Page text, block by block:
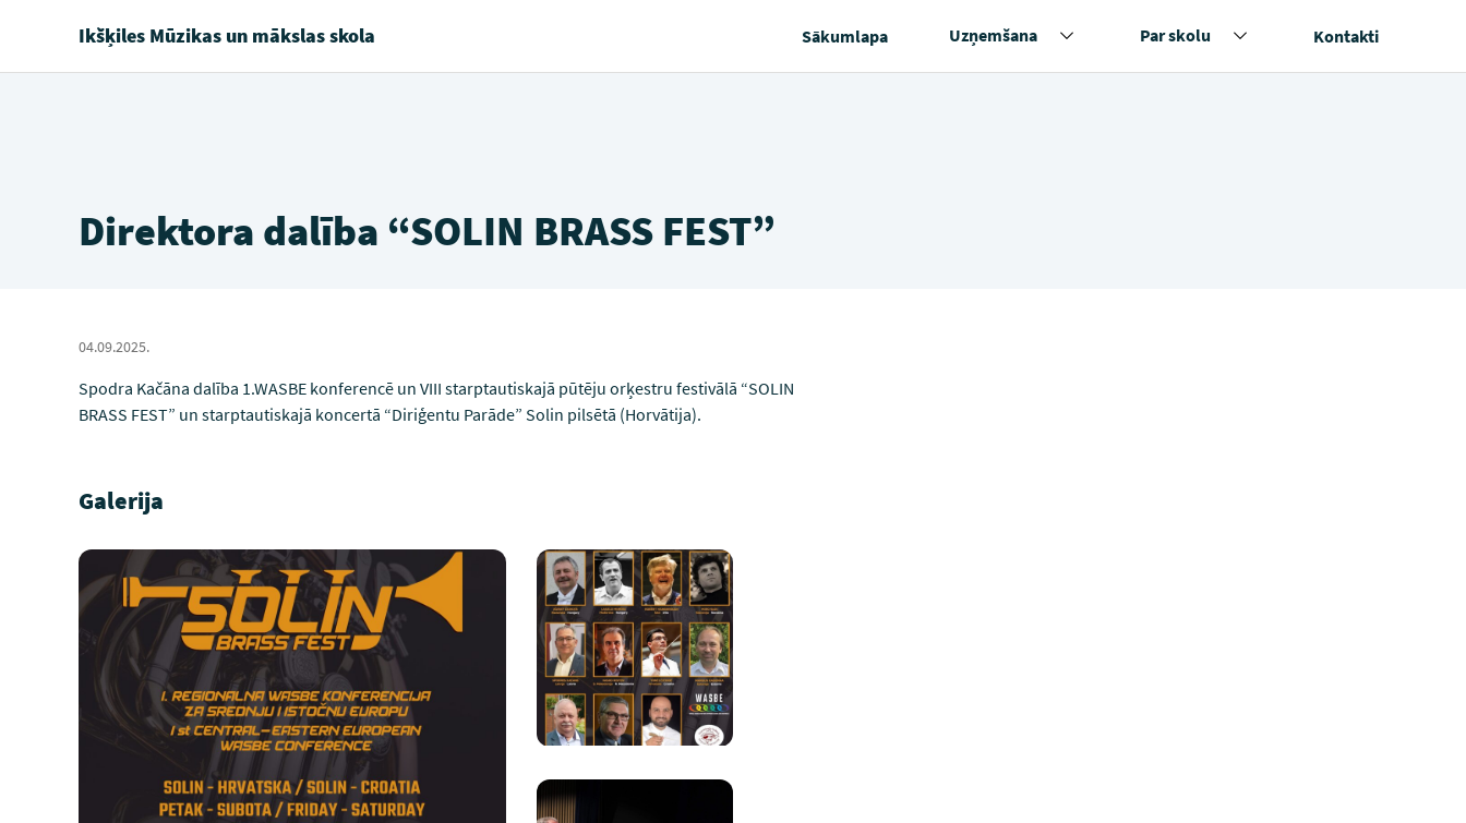
Ikšķiles Mūzikas un mākslas skola Sākumlapa Uzņemšana Par skolu Kontakti
Direktora dalība “SOLIN BRASS FEST”
04.09.2025.
Spodra Kačāna dalība 1.WASBE konferencē un VIII starptautiskajā pūtēju orķestru festivālā “SOLIN
BRASS FEST” un starptautiskajā koncertā “Diriģentu Parāde” Solin pilsētā (Horvātija).
Galerija